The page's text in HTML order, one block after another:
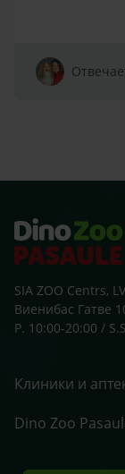
SIA ZOO Centrs,
Виенибас Гатве
P. 10:00-20:00 /
Клиники и
Dino Zoo